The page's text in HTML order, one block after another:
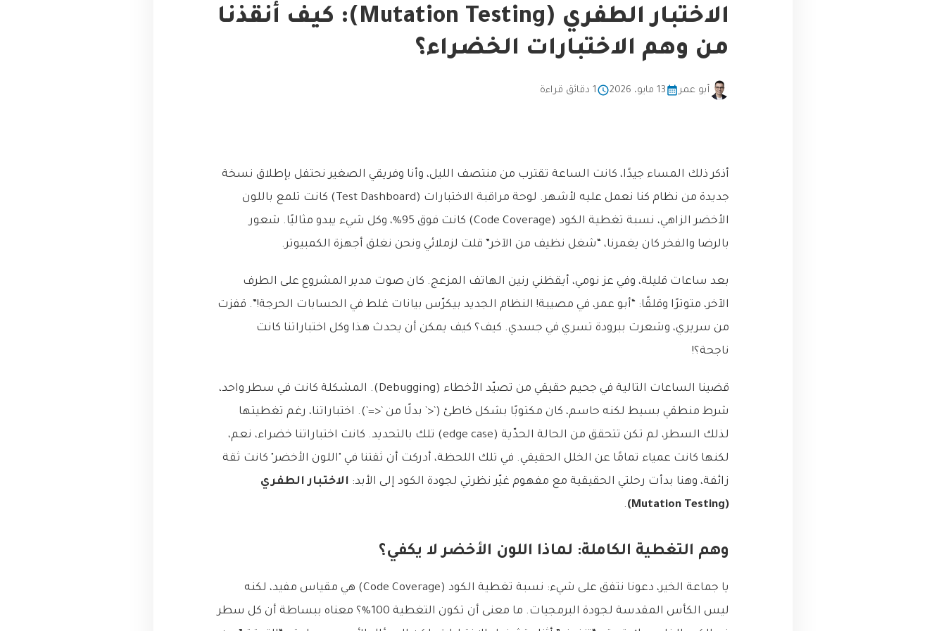
الاختبار الطفري (Mutation Testing): كيف أنقذنا
من وهم الاختبارات الخضراء؟
أبو عمر 13 مايو، 2026 1 دقائق قراءة
أذكر ذلك المساء جيدًا، كانت الساعة تقترب من منتصف الليل، وأنا وفريقي الصغير نحتفل بإطلاق نسخة
جديدة من نظام كنا نعمل عليه لأشهر. لوحة مراقبة الاختبارات (Test Dashboard) كانت تلمع باللون
الأخضر الزاهي، نسبة تغطية الكود (Code Coverage) كانت فوق 95%، وكل شيء يبدو مثاليًا. شعور
بالرضا والفخر كان يغمرنا، “شغل نظيف من الآخر” قلت لزملائي ونحن نغلق أجهزة الكمبيوتر.
بعد ساعات قليلة، وفي عز نومي، أيقظني رنين الهاتف المزعج. كان صوت مدير المشروع على الطرف
الآخر، متوترًا وقلقًا: “أبو عمر، في مصيبة! النظام الجديد بيكرّس بيانات غلط في الحسابات الحرجة!”. قفزت
من سريري، وشعرت ببرودة تسري في جسدي. كيف؟ كيف يمكن أن يحدث هذا وكل اختباراتنا كانت
ناجحة؟!
قضينا الساعات التالية في جحيم حقيقي من تصيّد الأخطاء (Debugging). المشكلة كانت في سطر واحد،
شرط منطقي بسيط لكنه حاسم، كان مكتوبًا بشكل خاطئ (`<` بدلًا من `<=`). اختباراتنا، رغم تغطيتها
لذلك السطر، لم تكن تتحقق من الحالة الحدّية (edge case) تلك بالتحديد. كانت اختباراتنا خضراء، نعم،
لكنها كانت عمياء تمامًا عن الخلل الحقيقي. في تلك اللحظة، أدركت أن ثقتنا في "اللون الأخضر" كانت ثقة
زائفة، وهنا بدأت رحلتي الحقيقية مع مفهوم غيّر نظرتي لجودة الكود إلى الأبد: الاختبار الطفري
(Mutation Testing)
.
وهم التغطية الكاملة: لماذا اللون الأخضر لا يكفي؟
يا جماعة الخير، دعونا نتفق على شيء: نسبة تغطية الكود (Code Coverage) هي مقياس مفيد، لكنه
ليس الكأس المقدسة لجودة البرمجيات. ما معنى أن تكون التغطية 100%؟ معناه ببساطة أن كل سطر